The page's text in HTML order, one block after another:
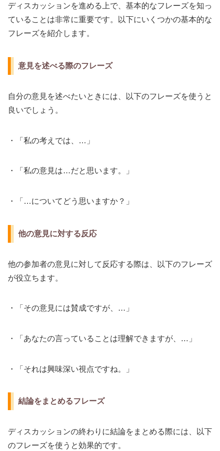
ディスカッションを進める上で、基本的なフレーズを知っ
ていることは非常に重要です。以下にいくつかの基本的な
フレーズを紹介します。
意見を述べる際のフレーズ
自分の意見を述べたいときには、以下のフレーズを使うと
良いでしょう。
・「私の考えでは、…」
・「私の意見は…だと思います。」
・「…についてどう思いますか？」
他の意見に対する反応
他の参加者の意見に対して反応する際は、以下のフレーズ
が役立ちます。
・「その意見には賛成ですが、…」
・「あなたの言っていることは理解できますが、…」
・「それは興味深い視点ですね。」
結論をまとめるフレーズ
ディスカッションの終わりに結論をまとめる際には、以下
のフレーズを使うと効果的です。